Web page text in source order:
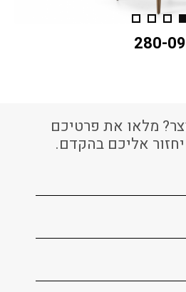
280-09
מלאו את פרטיכם
יחזור אליכם בהקדם.